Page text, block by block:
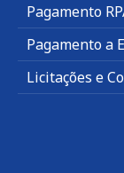
Pagamento
Pagamento a
Licitações e